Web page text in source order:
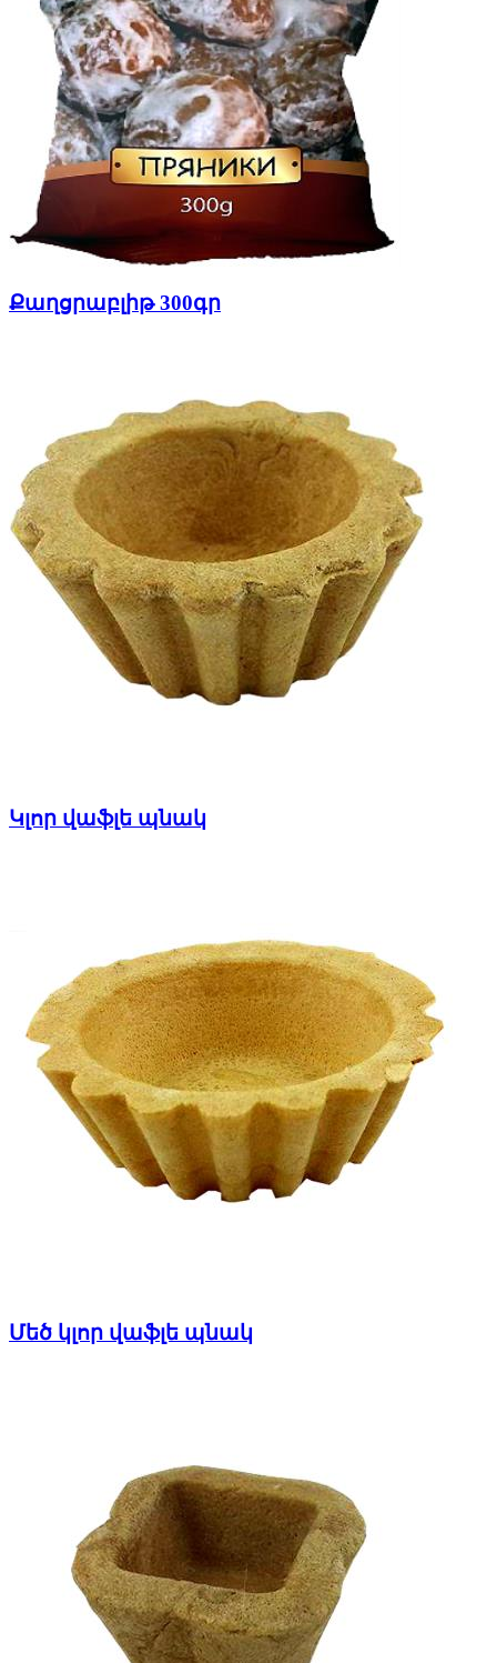
Քաղցրաբլիթ 300գր
Կլոր վաֆլե պնակ
Մեծ կլոր վաֆլե պնակ